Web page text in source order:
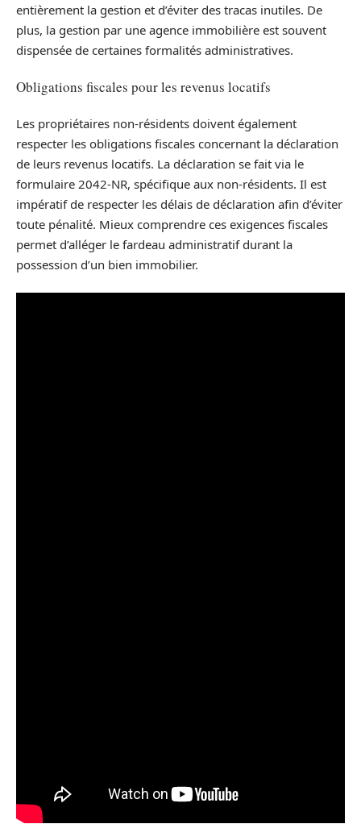
entièrement la gestion et d’éviter des tracas inutiles. De
plus, la gestion par une agence immobilière est souvent
dispensée de certaines formalités administratives.
Obligations fiscales pour les revenus locatifs
Les propriétaires non-résidents doivent également
respecter les obligations fiscales concernant la déclaration
de leurs revenus locatifs. La déclaration se fait via le
formulaire 2042-NR, spécifique aux non-résidents. Il est
impératif de respecter les délais de déclaration afin d’éviter
toute pénalité. Mieux comprendre ces exigences fiscales
permet d’alléger le fardeau administratif durant la
possession d’un bien immobilier.